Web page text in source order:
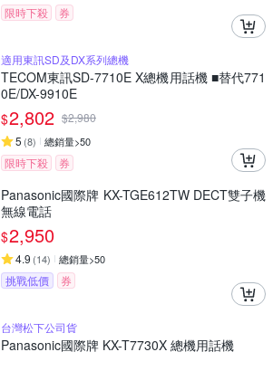
限時下殺 券
適用東訊SD及DX系列總機
TECOM東訊SD-7710E X總機用話機 ■替代771
0E/DX-9910E
$2,802 $2,980
5 (8) 總銷量>50
限時下殺 券
Panasonic國際牌 KX-TGE612TW DECT雙子機
無線電話
$2,950
4.9 (14) 總銷量>50
挑戰低價 券
台灣松下公司貨
Panasonic國際牌 KX-T7730X 總機用話機